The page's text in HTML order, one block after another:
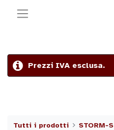
Prezzi IVA esclusa.
Tutti i prodotti
STORM-S